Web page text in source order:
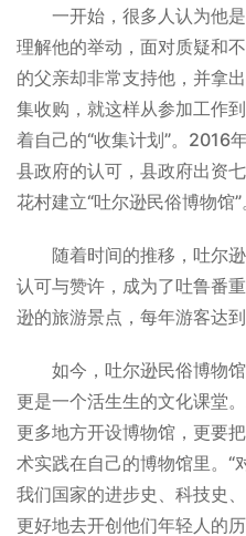
一开始，很多人认为他
理解他的举动，面对质疑和
的父亲却非常支持他，并拿
集收购，就这样从参加工作
着自己的“收集计划”。2016
县政府的认可，县政府出资
花村建立“吐尔逊民俗博物馆”
随着时间的推移，吐尔
认可与赞许，成为了吐鲁番
逊的旅游景点，每年游客达到
如今，吐尔逊民俗博物
更是一个活生生的文化课堂
更多地方开设博物馆，更要
术实践在自己的博物馆里。“
我们国家的进步史、科技史
更好地去开创他们年轻人的历